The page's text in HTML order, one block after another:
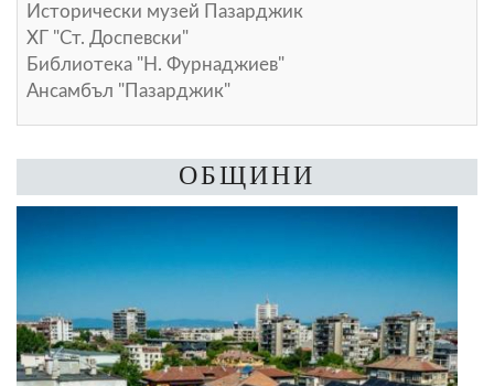
Исторически музей Пазарджик
ХГ "Ст. Доспевски"
Библиотека "Н. Фурнаджиев"
Ансамбъл "Пазарджик"
ОБЩИНИ